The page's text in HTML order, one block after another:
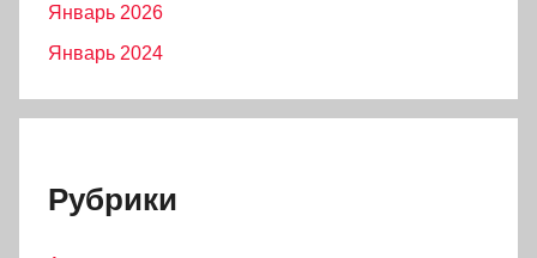
Январь 2026
Январь 2024
Рубрики